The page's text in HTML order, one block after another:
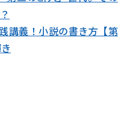
講義！小説の書き方【第